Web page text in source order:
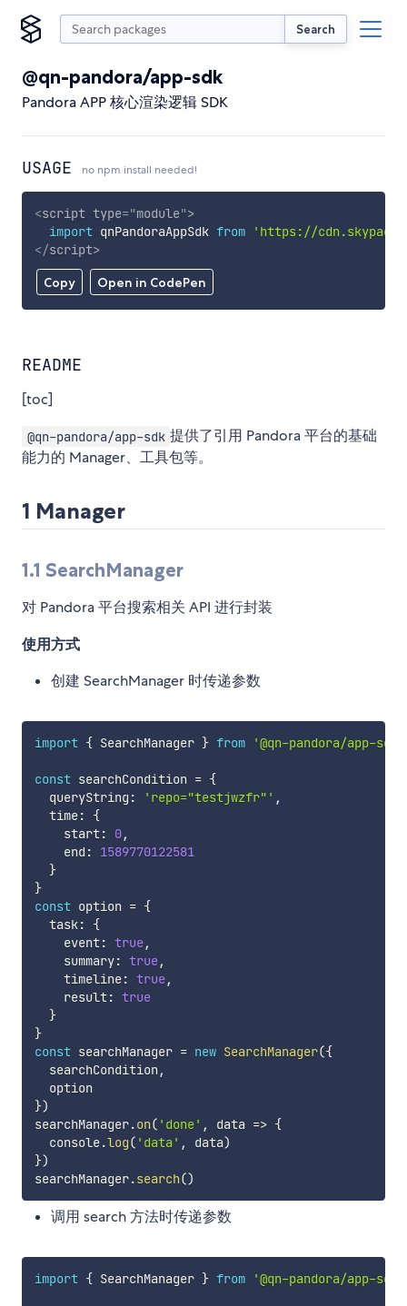
Search
@qn-pandora/app-sdk
Pandora APP 核心渲染逻辑 SDK
USAGE no npm install needed!
Copy Open in CodePen
<script type="module">
import qnPandoraAppSdk from
'https://
</script>
README
[toc]
@qn-pandora/app-sdk 提供了引用 Pandora 平台的基础
能力的 Manager、工具包等。
1 Manager
1.1 SearchManager
对 Pandora 平台搜索相关 API 进行封装
使用方式
创建 SearchManager 时传递参数
import { SearchManager } from '@qn-pandora/app-sdk'
const searchCondition = {
  queryString
: 'repo="testjwzfr"' ,
  time
:
{
    start
: 0,
    end
:
1589770122581
}
}
const option = {
  task
:
{
    event
: true,
    summary
: true,
    timeline
: true,
    result
: true
}
}
const searchManager = new SearchManager({
  searchCondition
,
})
searchManager.on( 'done' , data => {
  console
.log( 'data' , data)
})
searchManager.search()
调用 search 方法时传递参数
import { SearchManager } from '@qn-pandora/app-sdk'